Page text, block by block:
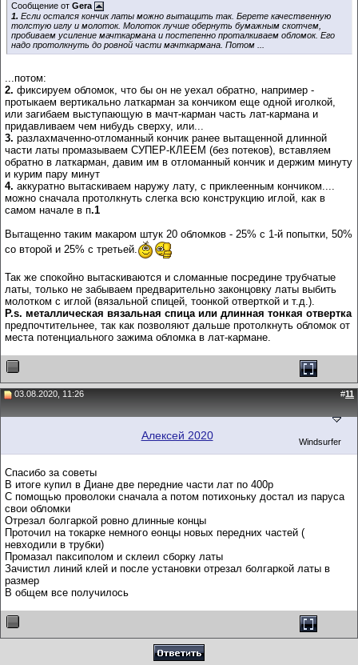
Сообщение от Gera
1. Если остался кончик латы можно вытащить так. Берете качественную
толстую иглу и молоток. Молоток лучше обернуть бумажным скотчем,
пробиваем усиление мачткармана и постепенно проталкиваем обломок. Его
надо протолкнуть до ровной части мачткармана. Потом ...
...потом:
2. фиксируем обломок, что бы он не уехал обратно, например -
протыкаем вертикально латкарман за кончиком еще одной иголкой,
или загибаем выступающую в мачт-карман часть лат-кармана и
придавливаем чем нибудь сверху, или...
3. разлахмаченно-отломанный кончик ранее вытащенной длинной
части латы промазываем СУПЕР-КЛЕЕМ (без потеков), вставляем
обратно в латкарман, давим им в отломанный кончик и держим минуту
и курим пару минут
4. аккуратно вытаскиваем наружу лату, с приклеенным кончиком....
можно сначала протолкнуть слегка всю конструкцию иглой, как в
самом начале в п.1
Вытащенно таким макаром штук 20 обломков - 25% с 1-й попытки, 50%
со второй и 25% с третьей.
Так же спокойно вытаскиваются и сломанные посредине трубчатые
латы, только не забываем предварительно законцовку латы выбить
молотком с иглой (вязальной спицей, тоонкой отверткой и т.д.).
P.s. металлическая вязальная спица или длинная тонкая отвертка
предпочтительнее, так как позволяют дальше протолкнуть обломок от
места потенциального зажима обломка в лат-кармане.
03.08.2020, 11:26 #11
Алексей 2020 Windsurfer
Спасибо за советы
В итоге купил в Диане две передние части лат по 400р
С помощью проволоки сначала а потом потихоньку достал из паруса
свои обломки
Отрезал болгаркой ровно длинные концы
Проточил на токарке немного еонцы новых передних частей (
невходили в трубки)
Промазал паксиполом и склеил сборку латы
Зачистил линий клей и после установки отрезал болгаркой латы в
размер
В общем все получилось